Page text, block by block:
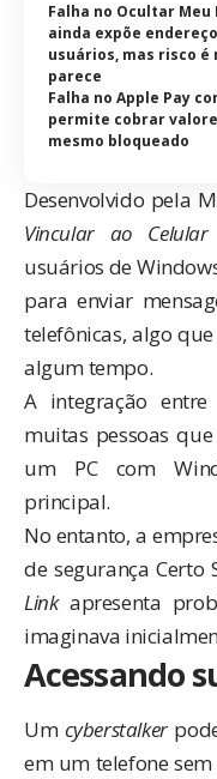
Falha no Ocultar Meu
ainda expõe
usuários, mas risco é
parece
Falha no Apple Pay
permite cobrar
mesmo bloqueado
Desenvolvido pela
Vincular ao Celular
usuários de
para enviar
telefônicas, algo
algum tempo.
A integração
muitas pessoas
um PC com
principal.
No entanto, a
de segurançaCerto
Linkapresenta
imaginava
Acessando
Um cyberstalker
em um telefone